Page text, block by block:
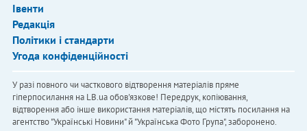
Івенти
Редакція
Політики і стандарти
Угода конфіденційності
У разі повного чи часткового відтворення матеріалів пряме
гіперпосилання на LB.ua обов'язкове! Передрук, копіювання,
відтворення або інше використання матеріалів, що містять посилання на
агентство "Українськi Новини" й "Українська Фото Група", заборонено.